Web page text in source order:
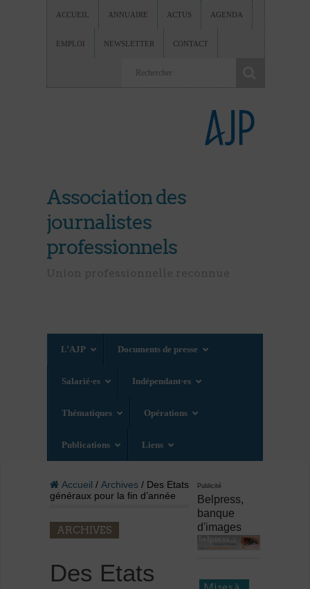
ACCUEIL ANNUAIRE ACTUS AGENDA
EMPLOI NEWSLETTER CONTACT
Association des
journalistes
professionnels
L’AJP Documents de presse
Salarié·es Indépendant·es
Thématiques Opérations
Publications Liens
Accueil / Archives/ Des Etats
généraux pour la fin d’année
ARCHIVES
Des Etats
Publicité
Belpress,
banque
d'images
Mises à